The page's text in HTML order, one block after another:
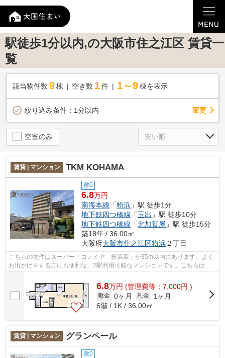
駅徒歩1分以内,の大阪市住之江区 賃貸一
覧
該当物件数 9棟 空き数 1 件 1～9 棟を表示
絞り込み条件： 1分以内 変更
空室のみ
賃貸 | マンション TKM KOHAMA
敷0
6.8万円
南海本線 「粉浜 」駅 徒歩1分
地下鉄四つ橋線 「玉出 」駅 徒歩10分
地下鉄四つ橋線 「北加賀屋 」駅 徒歩15分
築18年 / 36.00㎡
大阪府大阪市住之江区粉浜２丁目
こちらの物件はスーパー「コノミヤ 粉浜店」が35m以内にあります。よく
お出かけをする方にも便利な、2駅利用可能なマンションです。こちらはマ
6.8万円 (管理費等：7,000円 )
敷金 0ヶ月 礼金
1ヶ月
6階 / 1K / 36.00㎡
賃貸 | マンション グランペール
敷0